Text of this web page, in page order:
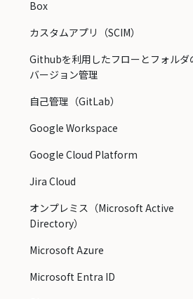
Box
カスタムアプリ（SCIM）
Githubを利用したフローとフォルダ
バージョン管理
自己管理（GitLab）
Google Workspace
Google Cloud Platform
Jira Cloud
オンプレミス（Microsoft Active
Directory）
Microsoft Azure
Microsoft Entra ID